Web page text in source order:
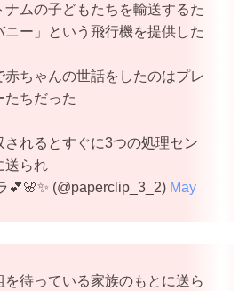
ナムの子どもたちを輸送するた
ー」という飛行機を提供した
赤ちゃんの世話をしたのはプレ
たちだった
されるとすぐに3つの処理セン
送られ
(@paperclip_3_2) May
を待っている家族のもとに送ら